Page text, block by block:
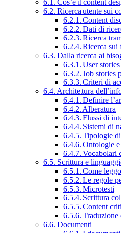
6.1. Cos’è il content
6.2. Ricerca utente sui
6.2.1. Content
6.2.2. Dati di
6.2.3. Ricerca
6.2.4. Ricerca sui
6.3. Dalla ricerca ai
6.3.1. User
6.3.2. Job stories
6.3.3. Criteri di
6.4. Architettura
6.4.1. Definire
6.4.2. Alberatura
6.4.3. Flussi di
6.4.4. Sistemi di
6.4.5. Tipologie
6.4.6. Ontologie e
6.4.7. Vocabolari
6.5. Scrittura e
6.5.1. Come
6.5.2. Le regole
6.5.3. Microtesti
6.5.4. Scrittura
6.5.5. Content
6.5.6. Traduzione
6.6. Documenti